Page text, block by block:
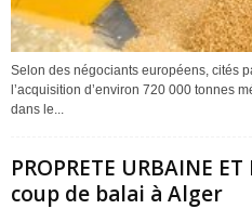
Selon des négociants européens, cités
l’acquisition d’environ 720 000 tonnes
dans le...
PROPRETE URBAINE
coup de balai à Alger